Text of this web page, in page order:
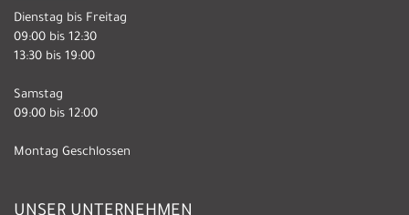
Dienstag bis Freitag
09:00 bis 12:30
13:30 bis 19:00
Samstag
09:00 bis 12:00
Montag Geschlossen